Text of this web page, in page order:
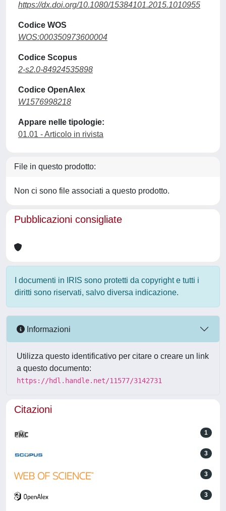
https://dx.doi.org/10.1080/15384101.2015.1010955
Codice WOS
WOS:000350973600004
Codice Scopus
2-s2.0-84924535898
Codice OpenAlex
W1576998218
Appare nelle tipologie:
01.01 - Articolo in rivista
File in questo prodotto:
Non ci sono file associati a questo prodotto.
Pubblicazioni consigliate
I documenti in IRIS sono protetti da copyright e tutti i
diritti sono riservati, salvo diversa indicazione.
Informazioni
Utilizza questo identificativo per citare o creare un link
a questo documento:
https://hdl.handle.net/11577/3142731
Citazioni
1
3
3
3